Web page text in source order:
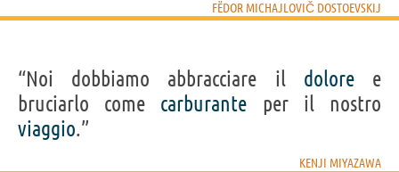
FËDOR MICHAJLOVIČ DOSTOEVSKIJ
“Noi dobbiamo abbracciare il doloree
bruciarlo come carburante per il nostro
viaggio.”
KENJI MIYAZAWA